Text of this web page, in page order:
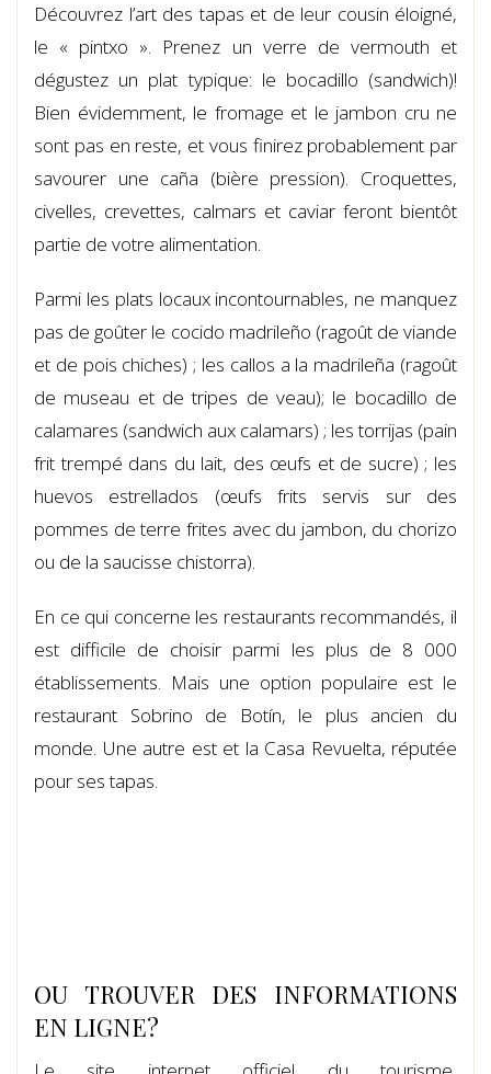
Découvrez l’art des tapas et de leur cousin éloigné,
le « pintxo ». Prenez un verre de vermouth et
dégustez un plat typique: le bocadillo (sandwich)!
Bien évidemment, le fromage et le jambon cru ne
sont pas en reste, et vous finirez probablement par
savourer une caña (bière pression). Croquettes,
civelles, crevettes, calmars et caviar feront bientôt
partie de votre alimentation.
Parmi les plats locaux incontournables, ne manquez
pas de goûter le cocido madrileño (ragoût de viande
et de pois chiches) ; les callos a la madrileña (ragoût
de museau et de tripes de veau); le bocadillo de
calamares (sandwich aux calamars) ; les torrijas (pain
frit trempé dans du lait, des œufs et de sucre) ; les
huevos estrellados (œufs frits servis sur des
pommes de terre frites avec du jambon, du chorizo
ou de la saucisse chistorra).
En ce qui concerne les restaurants recommandés, il
est difficile de choisir parmi les plus de 8 000
établissements. Mais une option populaire est le
restaurant Sobrino de Botín, le plus ancien du
monde. Une autre est et la Casa Revuelta, réputée
pour ses tapas.
OU TROUVER DES INFORMATIONS
EN LIGNE?